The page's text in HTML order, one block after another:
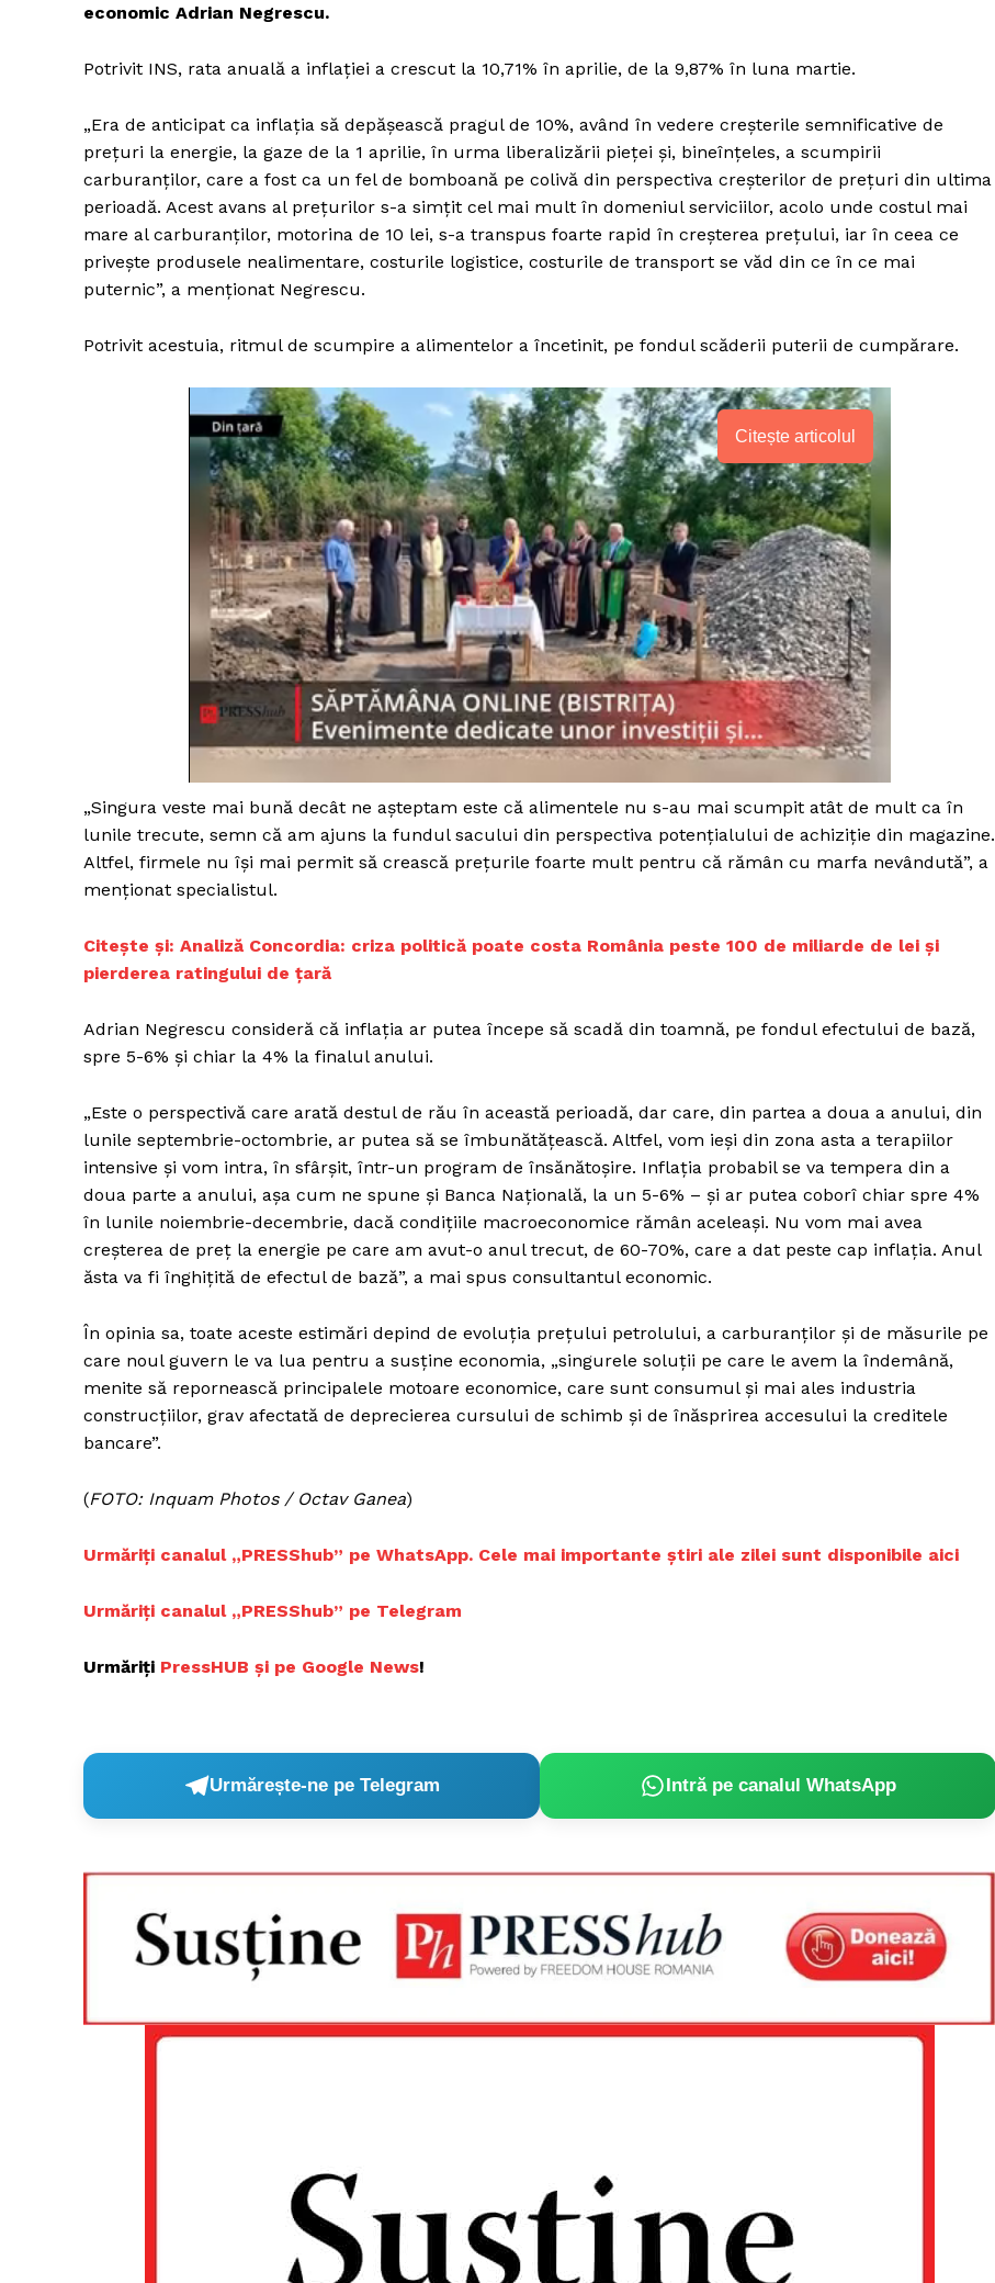
FREEDOM HOUSE
ROMÂNIA
PRESShub
Despre noi / Echipa
Proiecte editoriale
Rețea
economic Adrian Negrescu.
Potrivit INS, rata anuală a inflaţiei a crescut la 10,71% în aprilie, de la 9,87% în luna martie.
„Era de anticipat ca inflaţia să depăşească pragul de 10%, având în vedere creşterile semnificative de
preţuri la energie, la gaze de la 1 aprilie, în urma liberalizării pieţei şi, bineînţeles, a scumpirii
carburanţilor, care a fost ca un fel de bomboană pe colivă din perspectiva creşterilor de preţuri din ultima
perioadă. Acest avans al preţurilor s-a simţit cel mai mult în domeniul serviciilor, acolo unde costul mai
mare al carburanţilor, motorina de 10 lei, s-a transpus foarte rapid în creşterea preţului, iar în ceea ce
priveşte produsele nealimentare, costurile logistice, costurile de transport se văd din ce în ce mai
puternic”, a menţionat Negrescu.
Potrivit acestuia, ritmul de scumpire a alimentelor a încetinit, pe fondul scăderii puterii de cumpărare.
Citește articolul
„Singura veste mai bună decât ne aşteptam este că alimentele nu s-au mai scumpit atât de mult ca în
lunile trecute, semn că am ajuns la fundul sacului din perspectiva potenţialului de achiziţie din magazine.
Altfel, firmele nu îşi mai permit să crească preţurile foarte mult pentru că rămân cu marfa nevândută”, a
menţionat specialistul.
Citește și: Analiză Concordia: criza politică poate costa România peste 100 de miliarde de lei și
pierderea ratingului de țară
Adrian Negrescu consideră că inflaţia ar putea începe să scadă din toamnă, pe fondul efectului de bază,
spre 5-6% şi chiar la 4% la finalul anului.
„Este o perspectivă care arată destul de rău în această perioadă, dar care, din partea a doua a anului, din
lunile septembrie-octombrie, ar putea să se îmbunătăţească. Altfel, vom ieşi din zona asta a terapiilor
intensive şi vom intra, în sfârşit, într-un program de însănătoşire. Inflaţia probabil se va tempera din a
doua parte a anului, aşa cum ne spune şi Banca Naţională, la un 5-6% – şi ar putea coborî chiar spre 4%
în lunile noiembrie-decembrie, dacă condiţiile macroeconomice rămân aceleaşi. Nu vom mai avea
creşterea de preţ la energie pe care am avut-o anul trecut, de 60-70%, care a dat peste cap inflaţia. Anul
ăsta va fi înghiţită de efectul de bază”, a mai spus consultantul economic.
În opinia sa, toate aceste estimări depind de evoluţia preţului petrolului, a carburanţilor şi de măsurile pe
care noul guvern le va lua pentru a susţine economia, „singurele soluţii pe care le avem la îndemână,
menite să repornească principalele motoare economice, care sunt consumul şi mai ales industria
construcţiilor, grav afectată de deprecierea cursului de schimb şi de înăsprirea accesului la creditele
bancare”.
(FOTO: Inquam Photos / Octav Ganea)
Urmăriți canalul „PRESShub” pe WhatsApp. Cele mai importante știri ale zilei sunt disponibile aici
Urmăriți canalul „PRESShub” pe Telegram
Urmăriți PressHUB și pe Google News!
Urmărește-ne pe Telegram Intră pe canalul WhatsApp